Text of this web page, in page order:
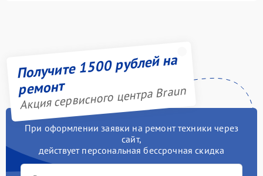
Получите 1500 рублей на
ремонт
Акция сервисного центра Braun
При оформлении заявки на ремонт техники через
сайт,
действует персональная бессрочная скидка